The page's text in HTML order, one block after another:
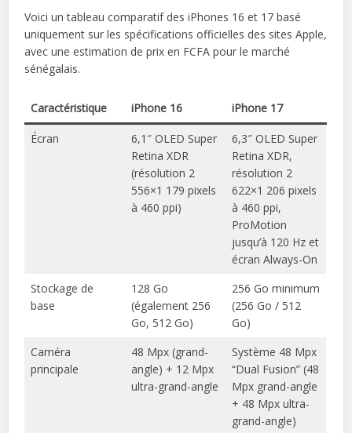
Voici un tableau comparatif des iPhones 16 et 17 basé
uniquement sur les spécifications officielles des sites Apple,
avec une estimation de prix en FCFA pour le marché
sénégalais.
Caractéristique iPhone 16 iPhone 17
Écran
6,1″ OLED Super
Retina XDR
(résolution 2
556×1 179 pixels
à 460 ppi)
6,3″ OLED Super
Retina XDR,
résolution 2
622×1 206 pixels
à 460 ppi,
ProMotion
jusqu’à 120 Hz et
écran Always-On
Stockage de
base
128 Go
(également 256
Go, 512 Go)
256 Go minimum
(256 Go / 512
Go)
Caméra
principale
48 Mpx (grand-
angle) + 12 Mpx
ultra-grand-angle
Système 48 Mpx
“Dual Fusion” (48
Mpx grand-angle
+ 48 Mpx ultra-
grand-angle)